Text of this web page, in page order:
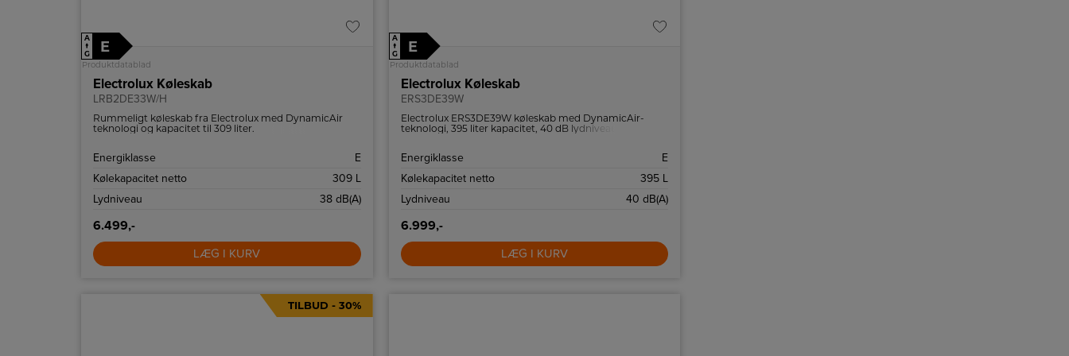
A
↑
G
E
Produktdatablad
Electrolux Køleskab
LRB2DE33W/H
Rummeligt køleskab fra Electrolux med DynamicAir
teknologi og kapacitet til 309 liter.
Energiklasse
E
Kølekapacitet netto
309 L
Lydniveau
38 dB(A)
6.499,-
LÆG I KURV
A
↑
G
E
Produktdatablad
Electrolux Køleskab
ERS3DE39W
Electrolux ERS3DE39W køleskab med DynamicAir-
teknologi, 395 liter kapacitet, 40 dB lydniveau og
Energiklasse
E
Kølekapacitet netto
395 L
Lydniveau
40 dB(A)
6.999,-
LÆG I KURV
TILBUD - 30%